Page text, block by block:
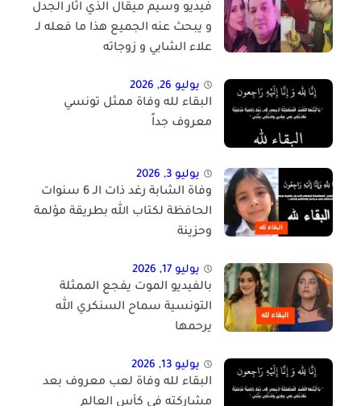
فيديو وسيم ميقال الذي اثار الجدل
و يبحث عنه الجميع هذا ما فعله لـ
علاء الشابي و زوجاته
يوليو 26, 2026
البقاء لله وفاة ممثل تونسي
معروف جداً
يوليو 3, 2026
وفاة الشابة رغد ذات الـ 6 سنوات
الحافظة لكتاب الله بطريقة مؤلمة
وحزينة
يوليو 17, 2026
بالفيديو الموت يفجع الممثلة
التونسية سماح السنكري الله
يرحمها
يوليو 13, 2026
البقاء لله وفاة لعب معروف بعد
مشاركته في كأس العالم